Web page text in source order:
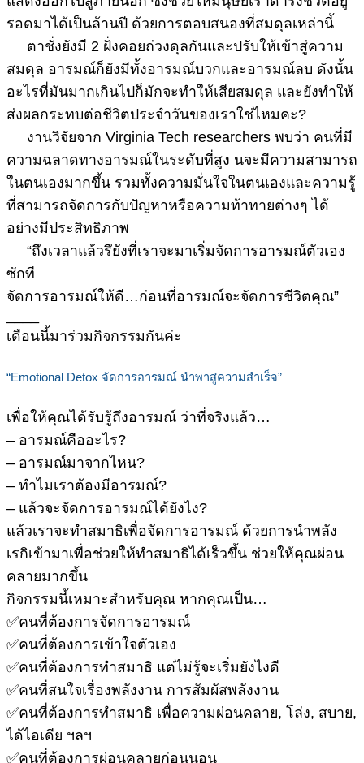
รอดมาได้เป็นล้านปี ด้วยการตอบสนองที่สมดุลเหล่านี้
ตาชั่งยังมี 2 ฝั่งคอยถ่วงดุลกันและปรับให้เข้าสู่ความ
สมดุล อารมณ์ก็ยังมีทั้งอารมณ์บวกและอารมณ์ลบ ดังนั้น
อะไรที่มันมากเกินไปก็มักจะทำให้เสียสมดุล และยังทำให้
ส่งผลกระทบต่อชีวิตประจำวันของเราใช่ไหมคะ?
งานวิจัยจาก Virginia Tech researchers พบว่า คนที่มี
ความฉลาดทางอารมณ์ในระดับที่สูง นจะมีความสามารถ
ในตนเองมากขึ้น รวมทั้งความมั่นใจในตนเองและความรู้
ที่สามารถจัดการกับปัญหาหรือความท้าทายต่างๆ ได้
อย่างมีประสิทธิภาพ
“ถึงเวลาแล้วรึยังที่เราจะมาเริ่มจัดการอารมณ์ตัวเอง
ซักที
จัดการอารมณ์ให้ดี…ก่อนที่อารมณ์จะจัดการชีวิตคุณ”
เดือนนี้มาร่วมกิจกรรมกันค่ะ
“Emotional Detox จัดการอารมณ์ นำพาสู่ความสำเร็จ”
เพื่อให้คุณได้รับรู้ถึงอารมณ์ ว่าที่จริงแล้ว…
– อารมณ์คืออะไร?
– อารมณ์มาจากไหน?
– ทำไมเราต้องมีอารมณ์?
– แล้วจะจัดการอารมณ์ได้ยังไง?
แล้วเราจะทำสมาธิเพื่อจัดการอารมณ์ ด้วยการนำพลัง
เรกิเข้ามาเพื่อช่วยให้ทำสมาธิได้เร็วขึ้น ช่วยให้คุณผ่อน
คลายมากขึ้น
กิจกรรมนี้เหมาะสำหรับคุณ หากคุณเป็น…
✅คนที่ต้องการจัดการอารมณ์
✅คนที่ต้องการเข้าใจตัวเอง
✅คนที่ต้องการทำสมาธิ แต่ไม่รู้จะเริ่มยังไงดี
✅คนที่สนใจเรื่องพลังงาน การสัมผัสพลังงาน
✅คนที่ต้องการทำสมาธิ เพื่อความผ่อนคลาย, โล่ง, สบาย,
ได้ไอเดีย ฯลฯ
✅คนที่ต้องการผ่อนคลายก่อนนอน